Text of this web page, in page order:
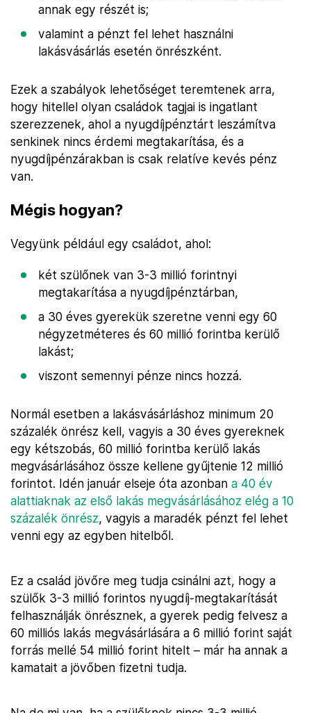
annak egy részét is;
valamint a pénzt fel lehet használni
lakásvásárlás esetén önrészként.
Ezek a szabályok lehetőséget teremtenek arra,
hogy hitellel olyan családok tagjai is ingatlant
szerezzenek, ahol a nyugdíjpénztárt leszámítva
senkinek nincs érdemi megtakarítása, és a
nyugdíjpénzárakban is csak relatíve kevés pénz
van.
Mégis hogyan?
Vegyünk például egy családot, ahol:
két szülőnek van 3-3 millió forintnyi
megtakarítása a nyugdíjpénztárban,
a 30 éves gyerekük szeretne venni egy 60
négyzetméteres és 60 millió forintba kerülő
lakást;
viszont semennyi pénze nincs hozzá.
Normál esetben a lakásvásárláshoz minimum 20
százalék önrész kell, vagyis a 30 éves gyereknek
egy kétszobás, 60 millió forintba kerülő lakás
megvásárlásához össze kellene gyűjtenie 12 millió
forintot. Idén január elseje óta azonban a 40 év
alattiaknak az első lakás megvásárlásához elég a 10
százalék önrész, vagyis a maradék pénzt fel lehet
venni egy az egyben hitelből.
Ez a család jövőre meg tudja csinálni azt, hogy a
szülők 3-3 millió forintos nyugdíj-megtakarítását
felhasználják önrésznek, a gyerek pedig felvesz a
60 milliós lakás megvásárlására a 6 millió forint saját
forrás mellé 54 millió forint hitelt – már ha annak a
kamatait a jövőben fizetni tudja.